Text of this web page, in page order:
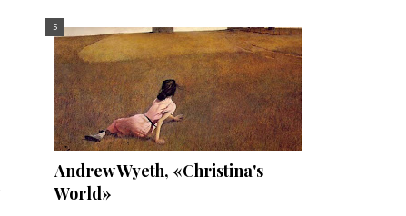
Andrew Wyeth, «Christina's
World»